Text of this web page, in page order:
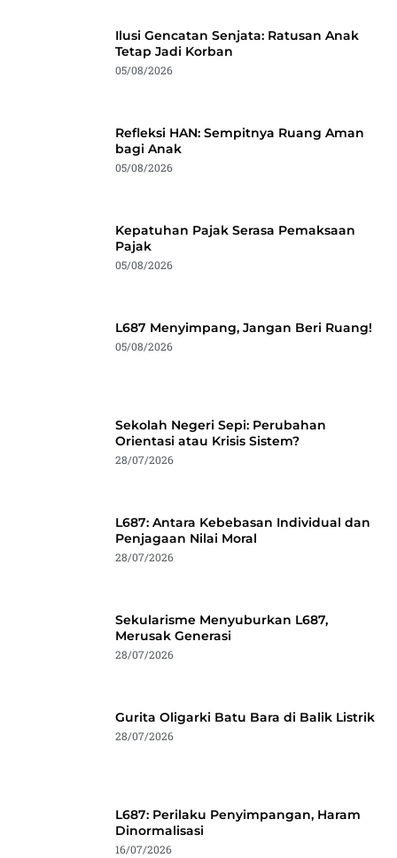
Ilusi Gencatan Senjata: Ratusan Anak
Tetap Jadi Korban
05/08/2026
Refleksi HAN: Sempitnya Ruang Aman
bagi Anak
05/08/2026
Kepatuhan Pajak Serasa Pemaksaan
Pajak
05/08/2026
L687 Menyimpang, Jangan Beri Ruang!
05/08/2026
Sekolah Negeri Sepi: Perubahan
Orientasi atau Krisis Sistem?
28/07/2026
L687: Antara Kebebasan Individual dan
Penjagaan Nilai Moral
28/07/2026
Sekularisme Menyuburkan L687,
Merusak Generasi
28/07/2026
Gurita Oligarki Batu Bara di Balik Listrik
28/07/2026
L687: Perilaku Penyimpangan, Haram
Dinormalisasi
16/07/2026